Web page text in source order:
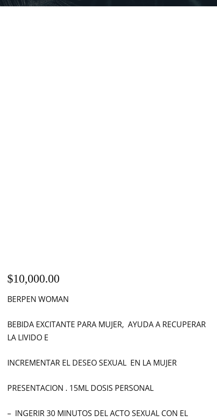
$10,000.00
BERPEN WOMAN
BEBIDA EXCITANTE PARA MUJER, AYUDA A RECUPERAR
LA LIVIDO E
INCREMENTAR EL DESEO SEXUAL EN LA MUJER
PRESENTACION . 15ML DOSIS PERSONAL
– INGERIR 30 MINUTOS DEL ACTO SEXUAL CON EL